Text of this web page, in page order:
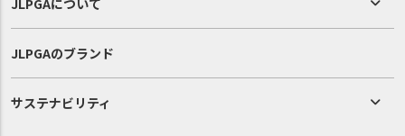
JLPGAのブランド
サステナビリティ